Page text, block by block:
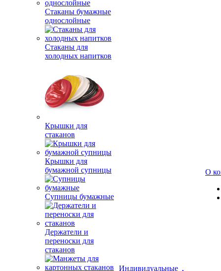
Стаканы бумажные
однослойные
Стаканы для
холодных напитков
Крышки для
стаканов
Крышки для
бумажной супницы
Супницы бумажные
Держатели и
переноски для
стаканов
Индивидуальные
О